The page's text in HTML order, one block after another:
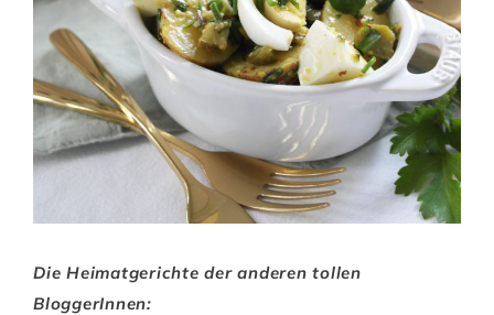
Die Heimatgerichte der anderen tollen
BloggerInnen: